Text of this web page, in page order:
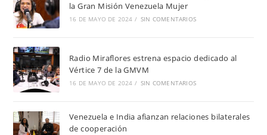
la Gran Misión Venezuela Mujer
16 DE MAYO DE 2024 / SIN COMENTARIOS
Radio Miraflores estrena espacio dedicado al
Vértice 7 de la GMVM
16 DE MAYO DE 2024 / SIN COMENTARIOS
Venezuela e India afianzan relaciones bilaterales
de cooperación